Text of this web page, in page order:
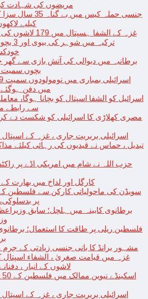
مریضوں کی شہادت
جنسی حملہ کیس میں
کیلیے
غزہ کے الشفا ہسپتال میں 179 لاشوں کی اجتماعی تدفین
ترکیہ
برطانیہ میں دیوالی کی آتش بازی سے
بچوں سمیت 5 افراد ہلاک
میں دفن ہوگئے،
اسرائیل کو الشفا اسپتال کو بچانا ہوگا،
سے رابطے
مصری کھلاڑی کا اسرائیلی کو شکست دے کر
اسرائیلی بربریت جاری ، غزہ کے
تبدیل ، حماس نے قیدیوں کی رہائی کیلئے
کارگل اور لداخ میں بھارت
سویڈن کی ماحولیاتی کارکن سے فلسطین
پر
برطانوی کابینہ میں ہلچل؛ سابق
فلسطین ریلی پر طاقت کا استعمال؛
مشہور برانڈ کا بانی جنسی زیادتی کے جرم
غزہ میں قیامت صغریٰ ، الشفاء اسپتال
لاشوں کے انبار ،
اسرائیلی بربریت جاری ، غزہ کے